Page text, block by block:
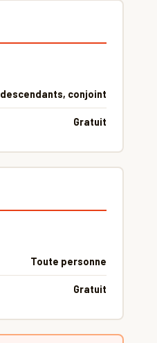
conjoint
Gratuit
Toute personne
Gratuit